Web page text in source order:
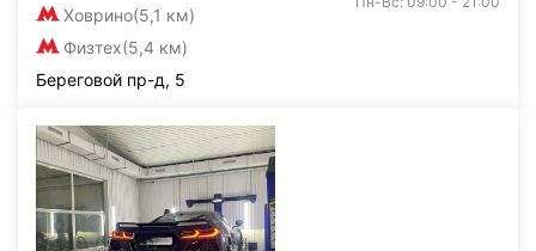
Ховрино(5,1 км)
Физтех(5,4 км)
Береговой пр-д, 5